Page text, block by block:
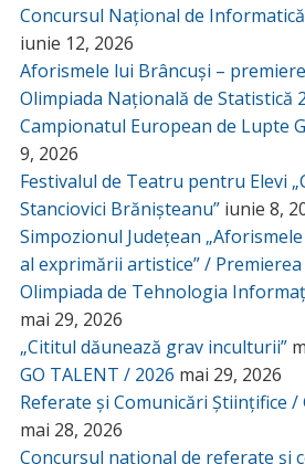
Concursul Național de
iunie 12, 2026
Aforismele lui Brâncuși –
Olimpiada Națională de Statistică
Campionatul European de Lupte
9, 2026
Festivalul de Teatru pentru Elevi
Stanciovici Brănișteanu” iunie 8,
Simpozionul Județean
al exprimării artistice” / Premierea
Olimpiada de Tehnologia
mai 29, 2026
„Cititul dăunează grav inculturii”
GO TALENT / 2026 mai 29, 2026
Referate și Comunicări Științifice
mai 28, 2026
Concursul național de referate și